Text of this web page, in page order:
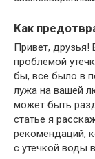
Как
Привет, друзья!
проблемой
бы, все было в
лужа на вашей
может быть
статье я
рекомендаций,
с утечкой воды